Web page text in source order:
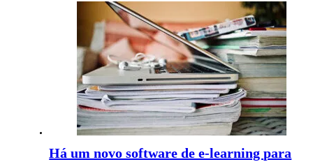
Há um novo software de e-learning para